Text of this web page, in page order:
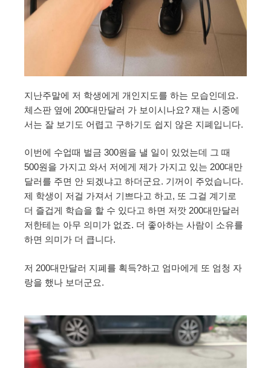
지난주말에 저 학생에게 개인지도를 하는 모습인데요.
체스판 옆에 200대만달러 가 보이시나요? 쟤는 시중에
서는 잘 보기도 어렵고 구하기도 쉽지 않은 지폐입니다.
이번에 수업때 벌금 300원을 낼 일이 있었는데 그 때
500원을 가지고 와서 저에게 제가 가지고 있는 200대만
달러를 주면 안 되겠냐고 하더군요. 기꺼이 주었습니다.
제 학생이 저걸 가져서 기쁘다고 하고, 또 그걸 계기로
더 즐겁게 학습을 할 수 있다고 하면 저깟 200대만달러
저한테는 아무 의미가 없죠. 더 좋아하는 사람이 소유를
하면 의미가 더 큽니다.
저 200대만달러 지폐를 획득?하고 엄마에게 또 엄청 자
랑을 했나 보더군요.